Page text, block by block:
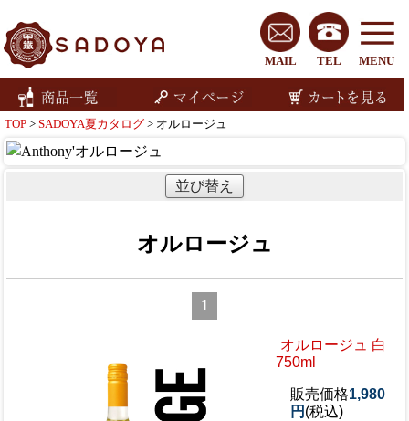
MENU
TEL
MAIL
TOP > SADOYA夏カタログ > オルロージュ
並び替え
オルロージュ
1
オルロージュ 白
750ml
販売価格1,980
円 (税込)